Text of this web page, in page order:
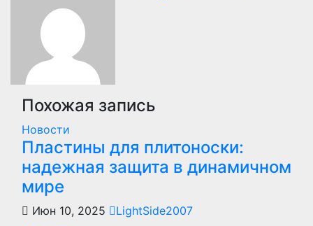
Похожая запись
Новости
Пластины для плитоноски:
надежная защита в динамичном
мире
Июн 10, 2025
LightSide2007